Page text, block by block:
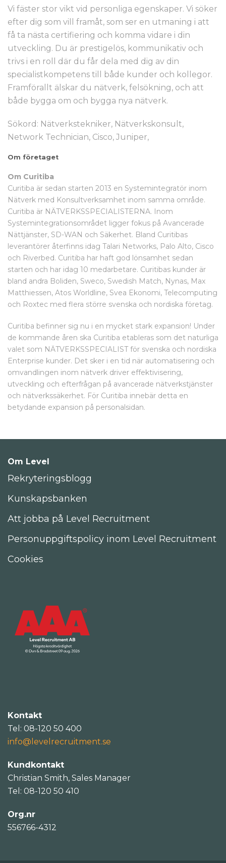
Vi fäster stor vikt vid personliga egenskaper. Vi söker
efter dig som vill framåt, som ser en utmaning i att
få ta nästa certifiering och komma vidare i din
utveckling. Du är prestigelös, kommunikativ och
trivs i en roll där du får dela med dig av din
specialistkompetens till både kunder och kollegor.
Framförallt älskar du nätverk, felsökning, och att
både bygga om och bygga nya nätverk.
Sökord: Nätverkstekniker, Nätverkskonsult,
Network Technician, Cisco, Juniper,
Om företaget
Om Curitiba
Curitiba är sedan starten 2013 en Systemintegratör inom
Nätverk med Konsultverksamhet inom samma område.
Curitiba är NÄTVERKSSPECIALISTERNA. Inom
Systemintegrationsområdet ligger fokus på Avancerade
Nättjänster, SD-WAN och Säkerhet. Bland Curitibas
leverantörer återfinns idag Talari Networks, Palo Alto, Cisco
och Riverbed. Curitiba har haft god lönsamhet sedan
starten och har idag 10 medarbetare. Curitibas kunder är
bland andra Boliden, Sweco, Swedish Match, Nynas, Max
Matthiessen, Atos Worldline, Svea Ekonomi, Telecomputing
och Roxtec med flera större svenska och nordiska företag.
Curitiba befinner sig nu i en mycket stark expansion! Under
de kommande åren ska Curitiba etableras som det naturliga
valet som NÄTVERKSSPECIALIST för svenska och nordiska
Enterprise kunder. Det sker i en tid när automatisering och
omvandlingen inom nätverk driver effektivisering,
utveckling och efterfrågan på avancerade nätverkstjänster
och nätverkssäkerhet. För Curitiba innebär detta en
betydande expansion på personalsidan.
Om Level
Rekryteringsblogg
Kunskapsbanken
Att jobba på Level Recruitment
Personuppgiftspolicy inom Level Recruitment
Cookies
Kontakt
Tel: 08-120 50 400
info@levelrecruitment.se
Kundkontakt
Christian Smith, Sales Manager
Tel: 08-120 50 410
Org.nr
556766-4312